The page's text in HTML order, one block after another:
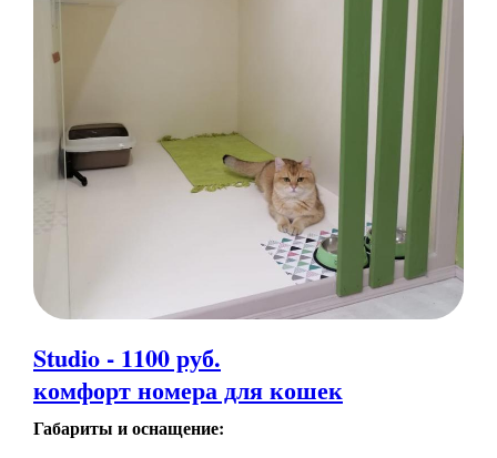
Studio - 1100 руб.
комфорт номера для кошек
Габариты и оснащение: